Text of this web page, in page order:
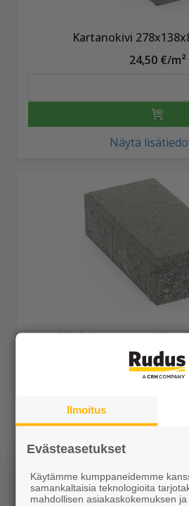
Kartanokivi
24,50 €/m²
Näytä
CEVO Kartanokivi
37,05 €/m²
Ilmoitus
Evästeasetukset
Käytämme kumppaneidemme
samankaltaisia teknologioita
mahdollisen asiakaskokemuksen